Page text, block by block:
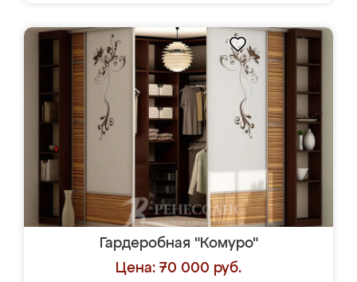
Гардеробная "Комуро"
Цена: 70 000 руб.